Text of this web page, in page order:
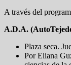
A través del
A.D.A.
Plaza seca.
Por Eliana